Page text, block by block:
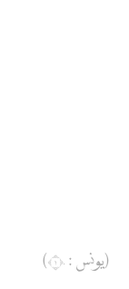
(يونس : ١٠)